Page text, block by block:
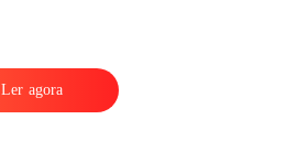
Ler agora